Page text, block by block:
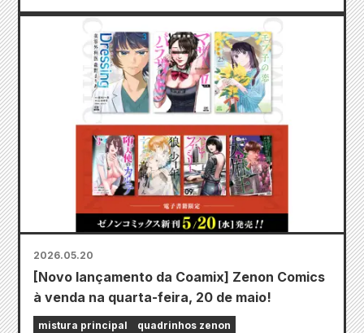
2026.05.20
[Novo lançamento da Coamix] Zenon Comics
à venda na quarta-feira, 20 de maio!
mistura principal quadrinhos zenon